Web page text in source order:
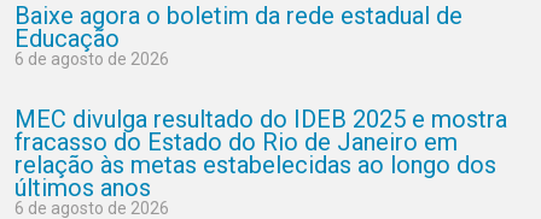
Baixe agora o boletim da rede estadual de
Educação
6 de agosto de 2026
MEC divulga resultado do IDEB 2025 e mostra
fracasso do Estado do Rio de Janeiro em
relação às metas estabelecidas ao longo dos
últimos anos
6 de agosto de 2026